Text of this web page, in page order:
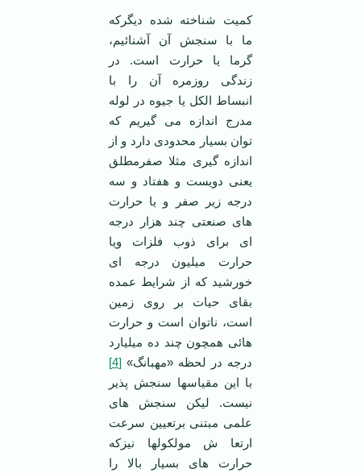
کمیت شناخته شده دیگرکه
ما با سنجش آن آشنائیم،
گرما یا حرارت است. در
زندگی روزمره آن را با
انبساط الکل یا جیوه در لوله
مدرج اندازه می گیریم که
توان بسیار محدودی دارد و از
اندازه گیری مثلا صفرمطلق
یعنی دویست و هفتاد و سه
درجه زیر صفر و یا حرارت
های صنعتی چند هزار درجه
ای برای ذوب فلزات ویا
حرارت میلیون درجه ای
خورشید که از شرايط عمده
بقای حیات بر روی زمین
است، ناتوان است و حرارت
هائی همچون چند ده میلیارد
درجه در لحظه «مهبانگ» [4]
با این مقیاسها سنجش پذیر
نیست. لیکن سنجش های
علمی مبتنی برتعیین سرعت
ارتعا ش مولکولها نیزکه
حرارت های بسیار بالا را